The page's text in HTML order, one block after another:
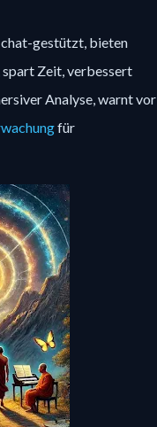
chat-gestützt, bieten
spart Zeit, verbessert
Analyse, warnt vor
für